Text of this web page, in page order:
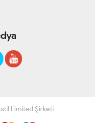
Limited Şirketi